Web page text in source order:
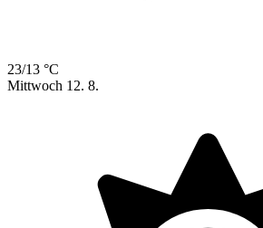
23/13 °C
Mittwoch 12. 8.